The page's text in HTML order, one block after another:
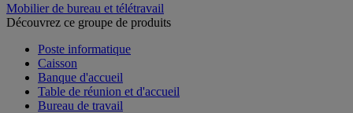
Mobilier de bureau et télétravail
Découvrez ce groupe de produits
Poste informatique
Caisson
Banque d'accueil
Table de réunion et d'accueil
Bureau de travail